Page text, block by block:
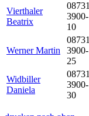
Vierthaler
Beatrix
08731
3900-
10
Werner Martin
08731
3900-
25
Widbiller
Daniela
08731
3900-
30